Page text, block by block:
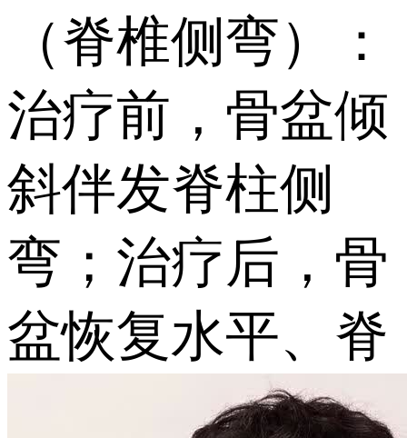
（脊椎侧弯）：
治疗前，骨盆倾
斜伴发脊柱侧
弯；治疗后，骨
盆恢复水平、脊